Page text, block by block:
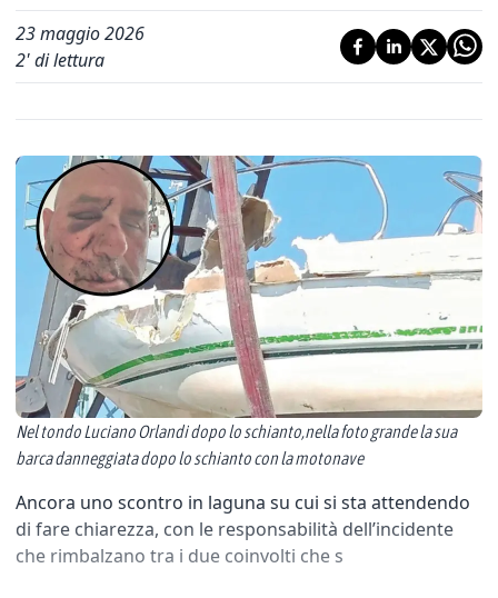
23 maggio 2026
2' di lettura
Nel tondo Luciano Orlandi dopo lo schianto,nella foto grande la sua
barca danneggiata dopo lo schianto con la motonave
Ancora uno scontro in laguna su cui si sta attendendo
di fare chiarezza, con le responsabilità dell’incidente
che rimbalzano tra i due coinvolti che s